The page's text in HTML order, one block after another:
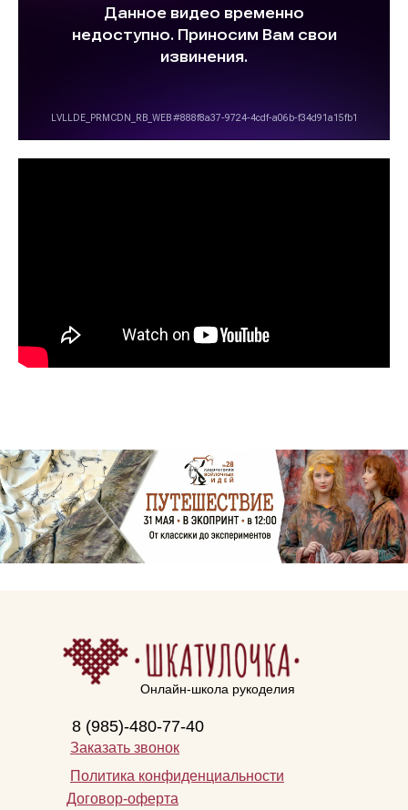
Онлайн-школа рукоделия
8 (985)-480-77-40
Заказать звонок
Политика конфиденциальности
Договор-оферта